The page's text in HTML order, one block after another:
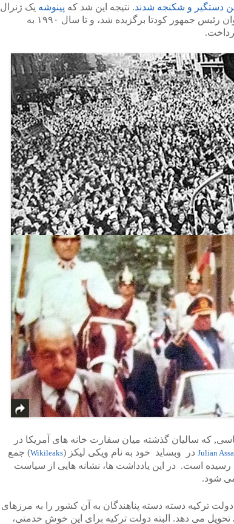
. نتیجه این شد که پینوشه یک ژنرال
دیکتاتور و جنایتکار، از سال ۱۹۷۴ به عنوان رئیس جمهور کودتا برگزیده شد، و تا سال ۱۹۹۰ به
که سالیان گذشته میان سفارت خانه های آمریکا در
Julian در وبساید خود به نام ویکی لیکز (Wikileaks) جمع
است. در این یادداشت ها، نشانه هایی از سیاست
می شود.
ترکیه دسته دسته پناهندگان به آن کشور را به مرزهای
تحویل می دهد. البته دولت ترکیه برای این خوش خدمتی،